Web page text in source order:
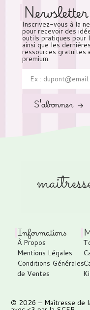
Newsletter
Inscrivez-vous à la
pour recevoir des
outils pratiques pour
ainsi que les dernières
ressources gratuites
premium.
S'abonner →
Informations
À Propos
Mentions Légales
Conditions Générales
de Ventes
© 2026 – Maîtresse de